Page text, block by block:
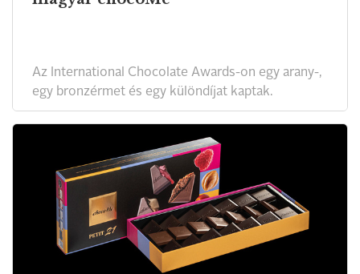
Az International Chocolate Awards-on egy arany-,
egy bronzérmet és egy különdíjat kaptak.